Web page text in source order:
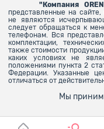
" Компания
представленные на
не являются
следует обращаться к
телефонам. Вся
комплектации,
также стоимости
каких условиях не
положениями пункта 2
Федерации. Указанные
отличаться от
Мы